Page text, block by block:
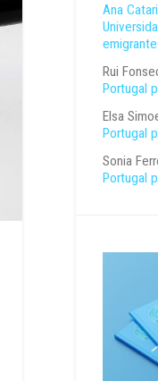
Ana
Rui
Portugal
Elsa
Portugal
Sonia
Portugal